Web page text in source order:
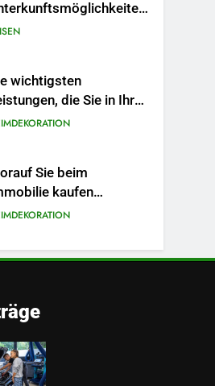
Ihr Reiseerlebnis
wichtigsten
die Sie in Ihren
Sie beim
kaufen
achten sollten
Dienstleistungen,
Immobilie
und
ansprechend
optimiert
Ihre